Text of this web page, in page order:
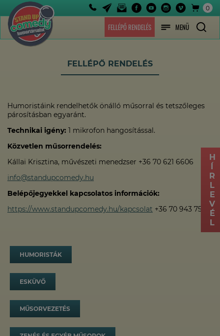
0
FELLÉPŐ RENDELÉS MENÜ
HÍRLEVÉL
FELLÉPŐ RENDELÉS
Humoristáink rendelhetők önálló műsorral és tetszőleges
párosításban egyaránt.
Technikai igény: 1 mikrofon hangosítással.
Közvetlen műsorrendelés:
Kállai Krisztina, művészeti menedzser +36 70 621 6606
info@standupcomedy.hu
Belépőjegyekkel kapcsolatos információk:
https://www.standupcomedy.hu/kapcsolat +36 70 943 7585
HUMORISTÁK
ESKÜVŐ
MŰSORVEZETÉS